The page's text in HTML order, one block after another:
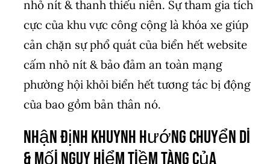
nhỏ nít & thanh thiếu niên. Sự tham gia tích
cực của khu vực công cộng là khóa xe giúp
cản chặn sự phổ quát của biển hết website
cấm nhỏ nít & bảo đảm an toàn mạng
phường hội khỏi biển hết tương tác bị động
của bao gồm bản thân nó.
Nhận định khuynh hướng chuyển di
& mối nguy hiểm tiềm tàng của